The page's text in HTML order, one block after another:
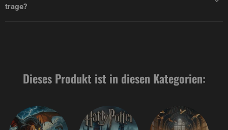
trage?
Dieses Produkt ist in diesen Kategorien: